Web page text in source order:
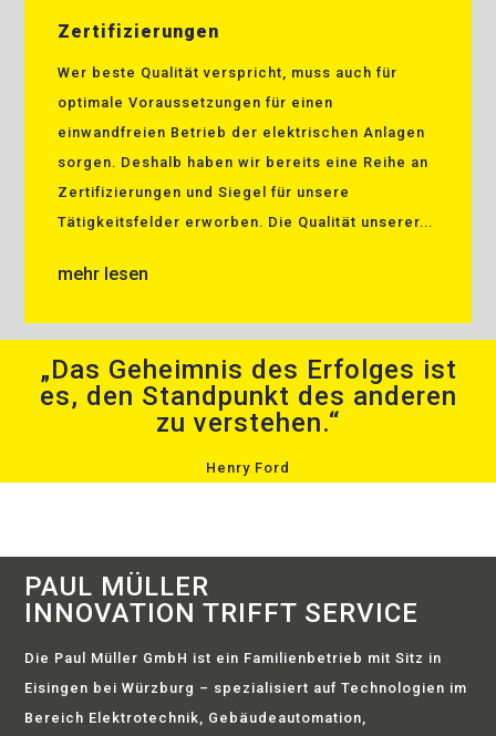
Zertifizierungen
Wer beste Qualität verspricht, muss auch für
optimale Voraussetzungen für einen
einwandfreien Betrieb der elektrischen Anlagen
sorgen. Deshalb haben wir bereits eine Reihe an
Zertifizierungen und Siegel für unsere
Tätigkeitsfelder erworben. Die Qualität unserer...
mehr lesen
„Das Geheimnis des Erfolges ist
es, den Standpunkt des anderen
zu verstehen.“
Henry Ford
PAUL MÜLLER
INNOVATION TRIFFT SERVICE
Die Paul Müller GmbH ist ein Familienbetrieb mit Sitz in
Eisingen bei Würzburg – spezialisiert auf Technologien im
Bereich Elektrotechnik, Gebäudeautomation,